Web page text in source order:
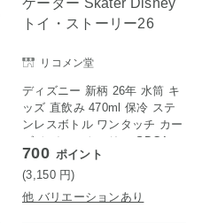
リコメン堂
ディズニー 新柄 26年 水筒 キ
ッズ 直飲み 470ml 保冷 ステ
ンレスボトル ワンタッチ カー
ズ トイ・ストーリー SDC4 ス
ケーター Skater Disney ト
イ・ストーリー26
700 ポイント
(3,150 円)
他 バリエーションあり